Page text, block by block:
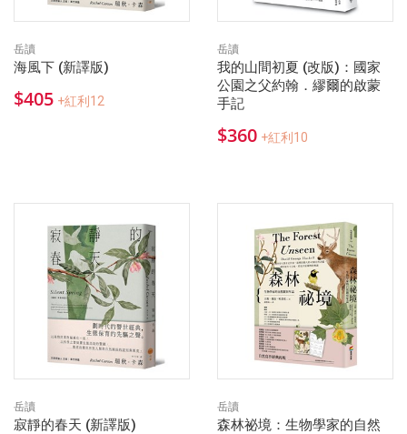
岳讀
海風下 (新譯版)
$405 +紅利12
岳讀
我的山間初夏 (改版)：國家
公園之父約翰．繆爾的啟蒙
手記
$360 +紅利10
岳讀
寂靜的春天 (新譯版)
岳讀
森林祕境：生物學家的自然